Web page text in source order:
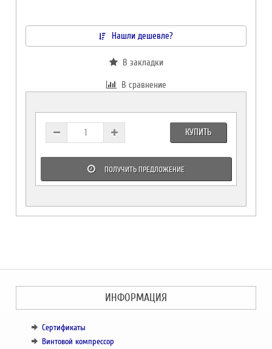
Нашли дешевле?
В закладки
В сравнение
КУПИТЬ
ПОЛУЧИТЬ ПРЕДЛОЖЕНИЕ
ИНФОРМАЦИЯ
Сертификаты
Винтовой компрессор